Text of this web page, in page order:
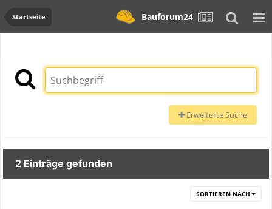
Startseite Bauforum24
Erweiterte Suche
2 Einträge gefunden
SORTIEREN NACH